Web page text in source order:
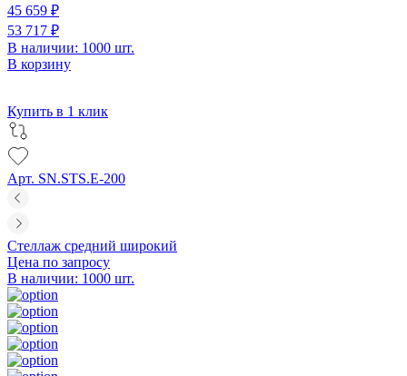
45 659 ₽
53 717 ₽
В наличии: 1000 шт.
В корзину
Купить в 1 клик
Арт. SN.STS.E-200
Стеллаж средний широкий
Цена по запросу
В наличии: 1000 шт.